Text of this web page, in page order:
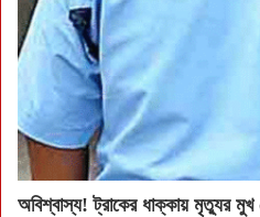
অবিশ্বাস্য! ট্রাকের ধাক্কায় মৃত্যুর মুখ